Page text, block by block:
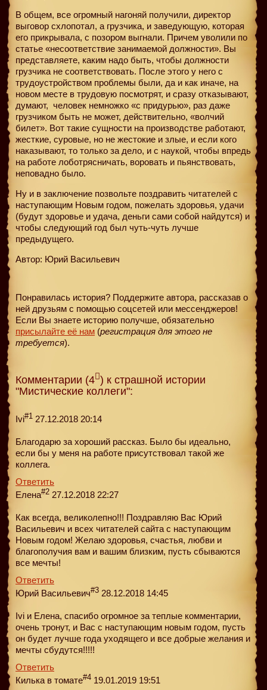
В общем, все огромный нагоняй получили, директор
выговор схлопотал, а грузчика, и заведующую, которая
его прикрывала, с позором выгнали. Причем уволили по
статье «несоответствие занимаемой должности». Вы
представляете, каким надо быть, чтобы должности
грузчика не соответствовать. После этого у него с
трудоустройством проблемы были, да и как иначе, на
новом месте в трудовую посмотрят, и сразу отказывают,
думают, человек немножко «с придурью», раз даже
грузчиком быть не может, действительно, «волчий
билет». Вот такие сущности на производстве работают,
жесткие, суровые, но не жестокие и злые, и если кого
наказывают, то только за дело, и с наукой, чтобы впредь
на работе лоботрясничать, воровать и пьянствовать,
неповадно было.
Ну и в заключение позвольте поздравить читателей с
наступающим Новым годом, пожелать здоровья, удачи
(будут здоровье и удача, деньги сами собой найдутся) и
чтобы следующий год был чуть-чуть лучше
предыдущего.
Автор: Юрий Васильевич
Понравилась история? Поддержите автора, рассказав о
ней друзьям с помощью соцсетей или мессенджеров!
Если Вы знаете историю получше, обязательно
присылайте её нам (регистрация для этого не
требуется).
Комментарии (4 ) к страшной истории
"Мистические коллеги":
Ivi#1 27.12.2018 20:14
Благодарю за хороший рассказ. Было бы идеально,
если бы у меня на работе присутствовал такой же
коллега.
Ответить
Елена#2 27.12.2018 22:27
Как всегда, великолепно!!! Поздравляю Вас Юрий
Васильевич и всех читателей сайта с наступающим
Новым годом! Желаю здоровья, счастья, любви и
благополучия вам и вашим близким, пусть сбываются
все мечты!
Ответить
Юрий Васильевич#3 28.12.2018 14:45
Ivi и Елена, спасибо огромное за теплые комментарии,
очень тронут, и Вас с наступающим новым годом, пусть
он будет лучше года уходящего и все добрые желания и
мечты сбудутся!!!!!
Ответить
Килька в томате#4 19.01.2019 19:51